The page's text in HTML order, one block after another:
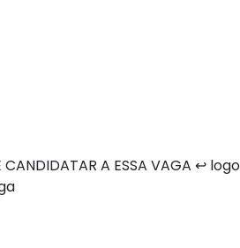
A ESSA VAGA ↩